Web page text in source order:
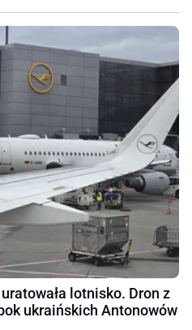
lotnisko. Dron z
ukraińskich Antonowów